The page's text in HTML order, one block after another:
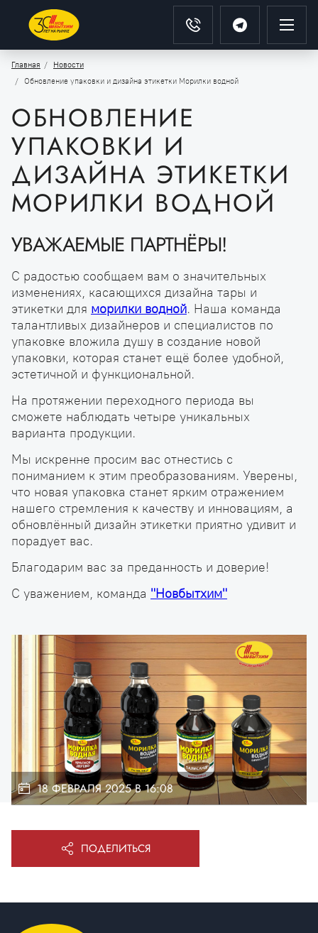
Главная
Новости
Обновление упаковки и дизайна этикетки Морилки водной
ОБНОВЛЕНИЕ
УПАКОВКИ И
ДИЗАЙНА ЭТИКЕТКИ
МОРИЛКИ ВОДНОЙ
УВАЖАЕМЫЕ ПАРТНЁРЫ!
С радостью сообщаем вам о значительных
изменениях, касающихся дизайна тары и
этикетки для морилки водной. Наша команда
талантливых дизайнеров и специалистов по
упаковке вложила душу в создание новой
упаковки, которая станет ещё более удобной,
эстетичной и функциональной.
На протяжении переходного периода вы
сможете наблюдать четыре уникальных
варианта продукции.
Мы искренне просим вас отнестись с
пониманием к этим преобразованиям. Уверены,
что новая упаковка станет ярким отражением
нашего стремления к качеству и инновациям, а
обновлённый дизайн этикетки приятно удивит и
порадует вас.
Благодарим вас за преданность и доверие!
С уважением, команда "Новбытхим"
18 ФЕВРАЛЯ 2025 В 16:08
ПОДЕЛИТЬСЯ